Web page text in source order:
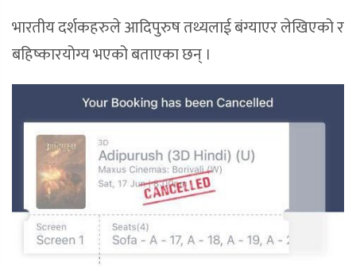
भारतीय दर्शकहरुले आदिपुरुष तथ्यलाई बंग्याएर लेखिएको र
बहिष्कारयोग्य भएको बताएका छन् ।